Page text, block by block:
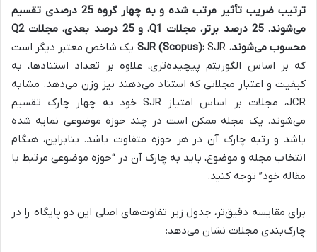
ترتیب ضریب تأثیر مرتب شده و به چهار گروه 25 درصدی تقسیم
می‌شوند. 25 درصد برتر، مجلات Q1، و 25 درصد بعدی، مجلات Q2
محسوب می‌شوند.
SJR (Scopus): SJR یک شاخص معتبر دیگر است
که بر اساس الگوریتم پیچیده‌تری، علاوه بر تعداد استنادها، به
کیفیت و اعتبار مجلاتی که استناد می‌دهند نیز وزن می‌دهد. مشابه
JCR، مجلات بر اساس امتیاز SJR خود به چهار چارک تقسیم
می‌شوند. یک مجله ممکن است در چند حوزه موضوعی نمایه شده
باشد و رتبه چارک آن در هر حوزه متفاوت باشد. بنابراین، هنگام
انتخاب مجله و موضوع، باید به چارک آن در “حوزه موضوعی مرتبط با
مقاله خود” توجه کنید.
برای مقایسه دقیق‌تر، جدول زیر تفاوت‌های اصلی این دو پایگاه را در
چارک‌بندی مجلات نشان می‌دهد: